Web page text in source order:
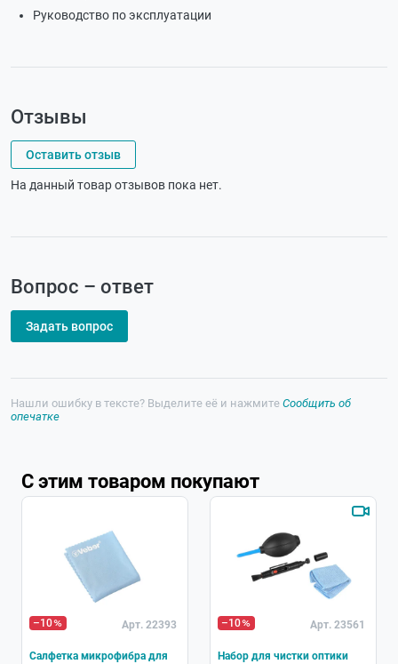
Руководство по эксплуатации
Отзывы
Оставить отзыв
На данный товар отзывов пока нет.
Вопрос – ответ
Задать вопрос
Нашли ошибку в тексте? Выделите её и нажмите Сообщить об
опечатке
С этим товаром покупают
–10 Арт. 22393
Салфетка микрофибра для
–10 Арт. 23561
Набор для чистки оптики